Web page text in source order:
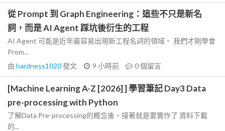
從 Prompt 到 Graph Engineering：這些不只是新名
詞，而是 AI Agent 踩坑後衍生的工程
AI Agent 可能是近年最容易出現新工程名詞的領域。 我們才剛學會
Prom...
由 hardness1020發文 9 小時前 0個留言
[Machine Learning A-Z [2026] ] 學習筆記 Day3 Data
pre-processing with Python
了解Data Pre-processing的概念後，接著就是要實作了 資料下載
的...